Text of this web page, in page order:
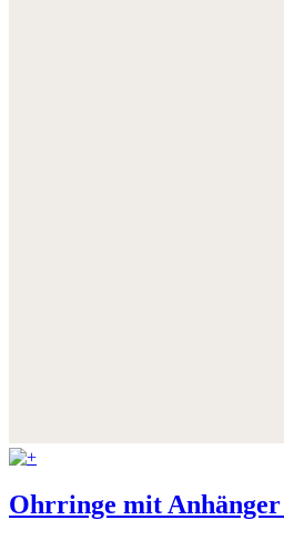
Ohrringe mit